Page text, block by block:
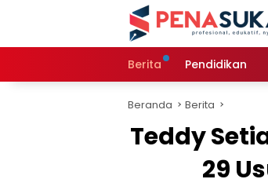
Berita Pendidikan
Beranda Berita
Teddy
29